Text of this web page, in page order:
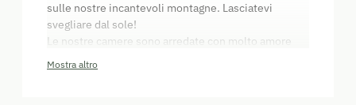
sulle nostre incantevoli montagne. Lasciatevi
svegliare dal sole!
Le nostre camere sono arredate con molto amore
per la natura - grazie al legno locale e a molti piccoli
dettagli la vostra vacanza diverrà un'esperienza
Mostra altro